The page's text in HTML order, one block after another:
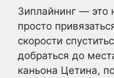
Зиплайнинг — это
просто
скорости
добраться до
каньона Цетина,